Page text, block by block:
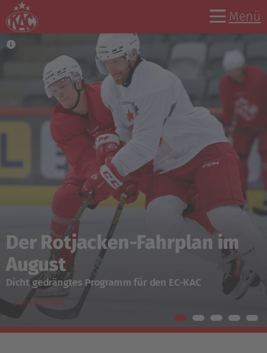
Menü
Der Rotjacken-Fahrplan im
August
Dicht gedrängtes Programm für den EC-KAC
Zum Beitrag